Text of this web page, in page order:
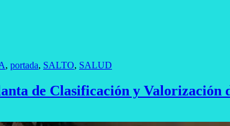
, portada, SALTO, SALUD
de Clasificación y Valorización